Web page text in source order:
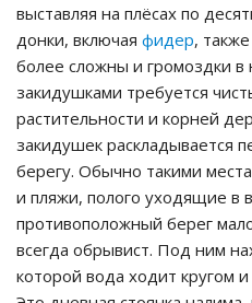
выставляя на плёсах по
донки, включая фидер,
более сложны и громоздки в
закидушками требуется
растительности и корней
закидушек раскладывается
берегу. Обычно такими
и пляжи, полого уходящие в
противоположный берег
всегда обрывист. Под ним
которой вода ходит кругом